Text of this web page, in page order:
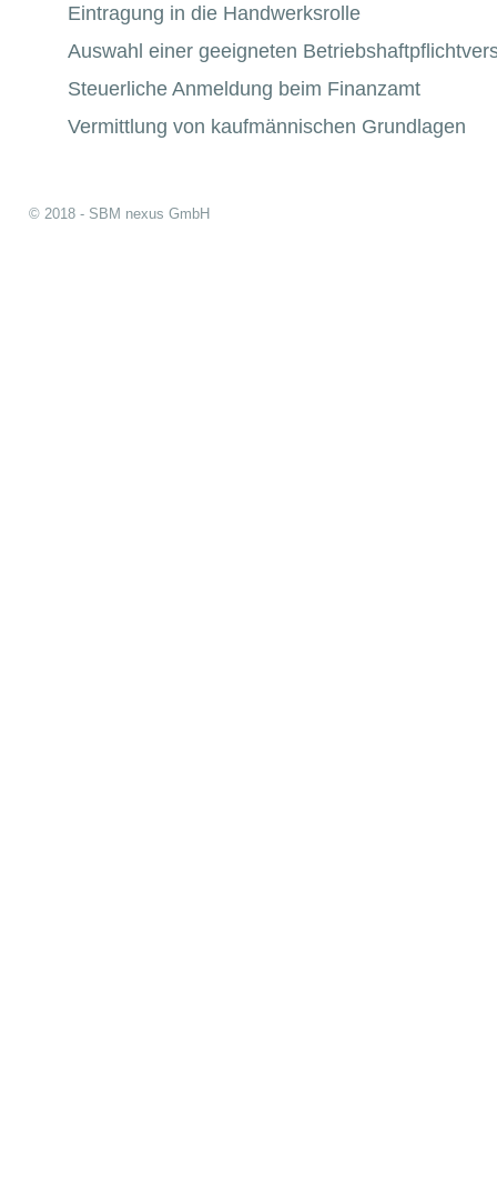
Eintragung in die Handwerksrolle
Auswahl einer geeigneten
Steuerliche Anmeldung beim Finanzamt
Vermittlung von kaufmännischen Grundlagen
© 2018 - SBM nexus GmbH